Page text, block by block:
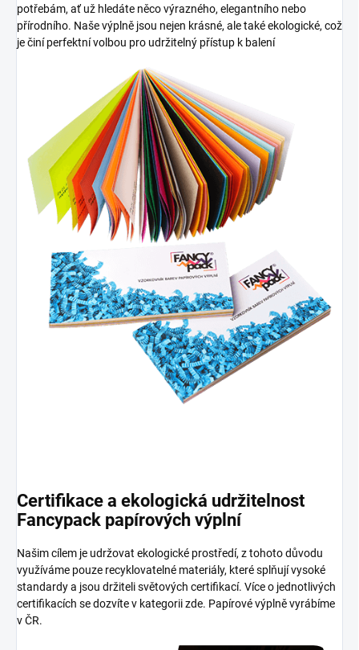
potřebám, ať už hledáte něco výrazného, elegantního nebo
přírodního. Naše výplně jsou nejen krásné, ale také ekologické, což
je činí perfektní volbou pro udržitelný přístup k balení
Certifikace a ekologická udržitelnost
Fancypack papírových výplní
Našim cílem je udržovat ekologické prostředí, z tohoto důvodu
využíváme pouze recyklovatelné materiály, které splňují vysoké
standardy a jsou držiteli světových certifikací. Více o jednotlivých
certifikacích se dozvíte v kategorii zde. Papírové výplně vyrábíme
v ČR.